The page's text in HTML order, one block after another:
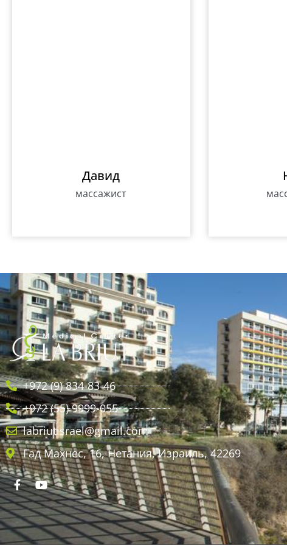
Давид
массажист
+972 (9) 834-83-46
+972 (55) 9999-055
labriutisrael@gmail.com
Гад Махнес, 16, Нетания, Израиль, 42269